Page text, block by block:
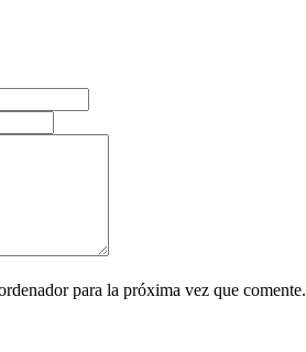
para la próxima vez que comente.